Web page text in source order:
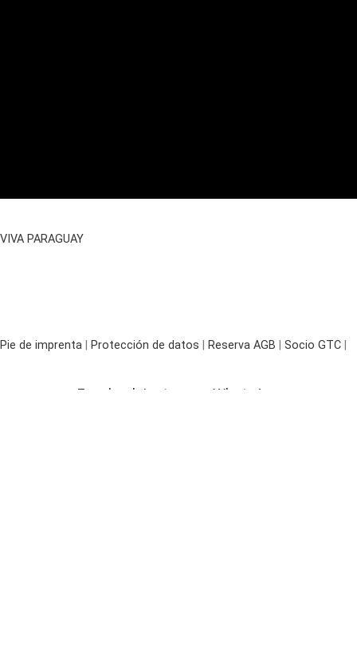
VIVA PARAGUAY
Pie de imprenta Protección de datos Reserva AGB Socio GTC
Facebook Instagram WhatsApp